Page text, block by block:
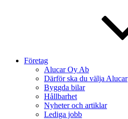
Företag
Alucar Oy Ab
Därför ska du välja Alucar
Byggda bilar
Hållbarhet
Nyheter och artiklar
Lediga jobb